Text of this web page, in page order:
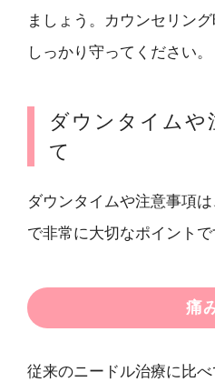
ましょう。カウンセリン
しっかり守ってください。
ダウンタイムや
て
ダウンタイムや注意事項
で非常に大切なポイントで
痛
従来のニードル治療に比